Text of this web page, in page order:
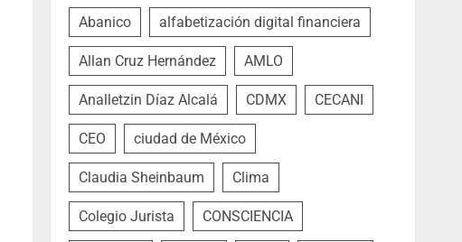
Abanico alfabetización digital financiera
Allan Cruz Hernández AMLO
Analletzin Díaz Alcalá CDMX CECANI
CEO ciudad de México
Claudia Sheinbaum Clima
Colegio Jurista CONSCIENCIA